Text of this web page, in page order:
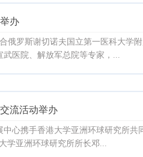
办
俄罗斯谢切诺夫国立第一医科大学
医院、解放军总院等专家，...
流活动举办
心携手香港大学亚洲环球研究所共
学亚洲环球研究所所长邓...